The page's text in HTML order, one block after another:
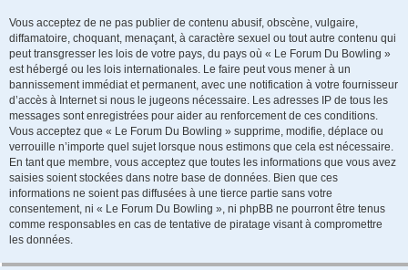
Vous acceptez de ne pas publier de contenu abusif, obscène, vulgaire,
diffamatoire, choquant, menaçant, à caractère sexuel ou tout autre contenu qui
peut transgresser les lois de votre pays, du pays où « Le Forum Du Bowling »
est hébergé ou les lois internationales. Le faire peut vous mener à un
bannissement immédiat et permanent, avec une notification à votre fournisseur
d’accès à Internet si nous le jugeons nécessaire. Les adresses IP de tous les
messages sont enregistrées pour aider au renforcement de ces conditions.
Vous acceptez que « Le Forum Du Bowling » supprime, modifie, déplace ou
verrouille n’importe quel sujet lorsque nous estimons que cela est nécessaire.
En tant que membre, vous acceptez que toutes les informations que vous avez
saisies soient stockées dans notre base de données. Bien que ces
informations ne soient pas diffusées à une tierce partie sans votre
consentement, ni « Le Forum Du Bowling », ni phpBB ne pourront être tenus
comme responsables en cas de tentative de piratage visant à compromettre
les données.